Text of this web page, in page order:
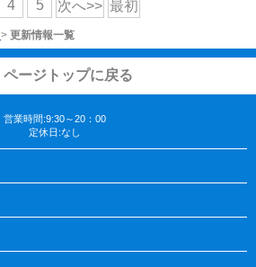
4 5 次へ>> 最初
> 更新情報一覧
ページトップに戻る
営業時間:9:30～20：00
定休日:なし